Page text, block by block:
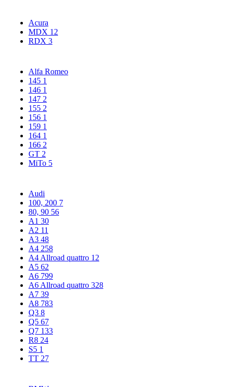
Acura
MDX 12
RDX 3
Alfa Romeo
145 1
146 1
147 2
155 2
156 1
159 1
164 1
166 2
GT 2
MiTo 5
Audi
100, 200 7
80, 90 56
A1 30
A2 11
A3 48
A4 258
A4 Allroad quattro 12
A5 62
A6 799
A6 Allroad quattro 328
A7 39
A8 783
Q3 8
Q5 67
Q7 133
R8 24
S5 1
TT 27